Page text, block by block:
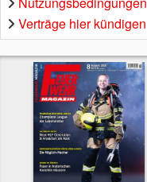
Verträge hier kündigen